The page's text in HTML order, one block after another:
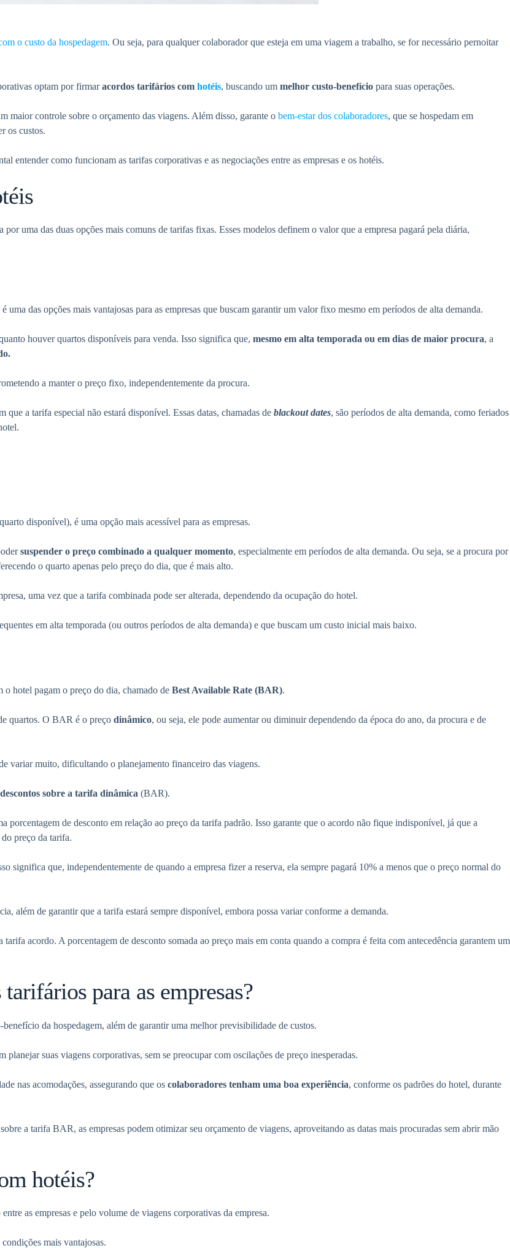
o custo da hospedagem. Ou seja, para qualquer colaborador que esteja em uma viagem a trabalho, se for necessário pernoitar
optam por firmaracordos tarifários com hotéis, buscando um melhor custo-benefício para suas operações.
maior controle sobre o orçamento das viagens. Além disso, garante o bem-estar dos colaboradores, que se hospedam em
os custos.
entender como funcionam as tarifas corporativas e as negociações entre as empresas e os hotéis.
uma das duas opções mais comuns de tarifas fixas. Esses modelos definem o valor que a empresa pagará pela diária,
uma das opções mais vantajosas para as empresas que buscam garantir um valor fixo mesmo em períodos de alta demanda.
houver quartos disponíveis para venda. Isso significa que, mesmo em alta temporada ou em dias de maior procura, a
a manter o preço fixo, independentemente da procura.
a tarifa especial não estará disponível. Essas datas, chamadas de blackout dates, são períodos de alta demanda, como feriados
disponível), é uma opção mais acessível para as empresas.
suspender o preço combinado a qualquer momento, especialmente em períodos de alta demanda. Ou seja, se a procura por
o quarto apenas pelo preço do dia, que é mais alto.
uma vez que a tarifa combinada pode ser alterada, dependendo da ocupação do hotel.
em alta temporada (ou outros períodos de alta demanda) e que buscam um custo inicial mais baixo.
o hotel pagam o preço do dia, chamado de Best Available Rate (BAR).
quartos. O BAR é o preço dinâmico, ou seja, ele pode aumentar ou diminuir dependendo da época do ano, da procura e de
variar muito, dificultando o planejamento financeiro das viagens.
descontos sobre a tarifa dinâmica (BAR).
porcentagem de desconto em relação ao preço da tarifa padrão. Isso garante que o acordo não fique indisponível, já que a
preço da tarifa.
significa que, independentemente de quando a empresa fizer a reserva, ela sempre pagará 10% a menos que o preço normal do
além de garantir que a tarifa estará sempre disponível, embora possa variar conforme a demanda.
acordo. A porcentagem de desconto somada ao preço mais em conta quando a compra é feita com antecedência garantem um
para as empresas?
da hospedagem, além de garantir uma melhor previsibilidade de custos.
suas viagens corporativas, sem se preocupar com oscilações de preço inesperadas.
nas acomodações, assegurando que os colaboradores tenham uma boa experiência, conforme os padrões do hotel, durante
a tarifa BAR, as empresas podem otimizar seu orçamento de viagens, aproveitando as datas mais procuradas sem abrir mão
hotéis?
as empresas e pelo volume de viagens corporativas da empresa.
mais vantajosas.